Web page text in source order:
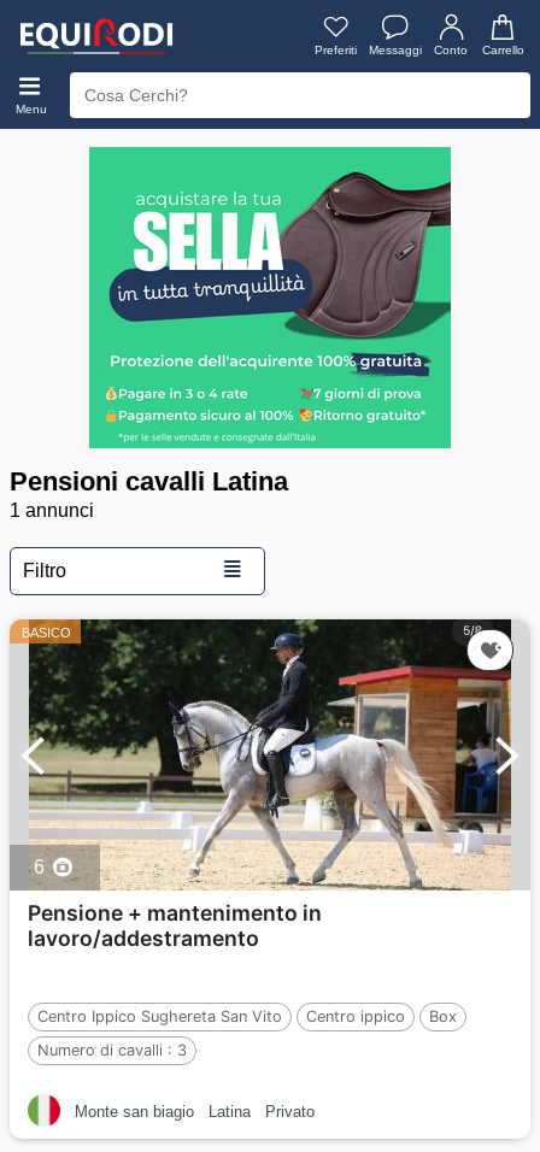
Preferiti Messaggi Conto Carrello
Menu
Pensioni cavalli Latina
1 annunci
Filtro ≣
BASICO
6
Pensione + mantenimento in
lavoro/addestramento
Centro Ippico Sughereta San Vito Centro ippico
Box
Numero di cavalli : 3
Monte san biagio Latina Privato